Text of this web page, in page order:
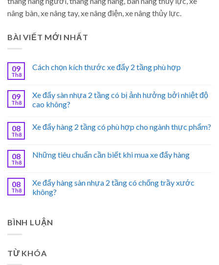
nâng bàn, xe nâng tay, xe nâng điện, xe nâng thủy lực.
BÀI VIẾT MỚI NHẤT
09
Th8
Cách chọn kích thước xe đẩy 2 tầng phù hợp
09
Th8
Xe đẩy sàn nhựa 2 tầng có bị ảnh hưởng bởi nhiệt độ
cao không?
08
Th8
Xe đẩy hàng 2 tầng có phù hợp cho ngành thực phẩm?
08
Th8
Những tiêu chuẩn cần biết khi mua xe đẩy hàng
08
Th8
Xe đẩy hàng sàn nhựa 2 tầng có chống trầy xước
không?
BÌNH LUẬN
TỪ KHÓA